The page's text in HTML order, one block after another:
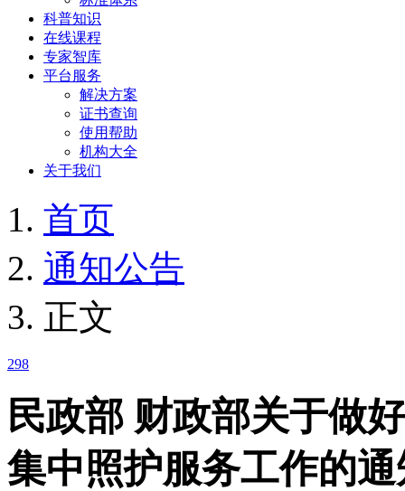
科普知识
在线课程
专家智库
平台服务
解决方案
证书查询
使用帮助
机构大全
关于我们
首页
通知公告
正文
298
民政部 财政部关于做
集中照护服务工作的通